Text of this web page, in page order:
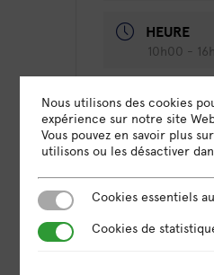
HEURE
10h00 -
LIEU
Omnicité
70 rue
CATÉGORIE
Nous utilisons des cookies
expérience sur notre site
Vous pouvez en savoir plus
utilisons ou les désactiver
Cookies essentiels au
Cookies essentiels
Cookies de statistiques
Cookies de